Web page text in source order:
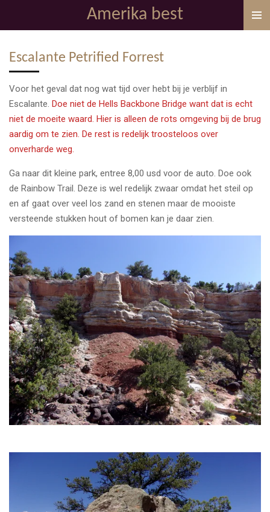
direct
de
hoofdinhoud
Amerika best
Escalante Petrified Forrest
Voor het geval dat nog wat tijd over hebt bij je verblijf in
Escalante. Doe niet de Hells Backbone Bridge want dat is echt
niet de moeite waard. Hier is alleen de rots omgeving bij de brug
aardig om te zien. De rest is redelijk troosteloos over
onverharde weg.
Ga naar dit kleine park, entree 8,00 usd voor de auto. Doe ook
de Rainbow Trail. Deze is wel redelijk zwaar omdat het steil op
en af gaat over veel los zand en stenen maar de mooiste
versteende stukken hout of bomen kan je daar zien.